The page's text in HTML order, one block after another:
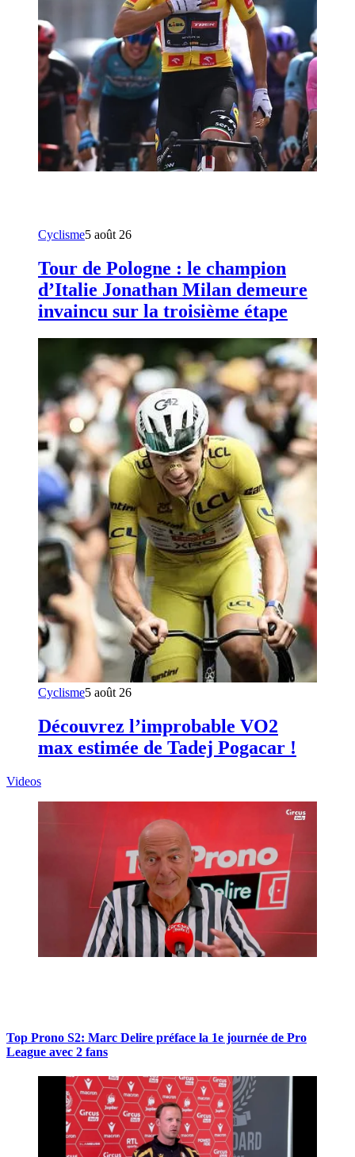
Cyclisme5 août 26
Tour de Pologne : le champion
d’Italie Jonathan Milan demeure
invaincu sur la troisième étape
Cyclisme5 août 26
Découvrez l’improbable VO2
max estimée de Tadej Pogacar !
Videos
Top Prono S2: Marc Delire préface la 1e journée de Pro
League avec 2 fans